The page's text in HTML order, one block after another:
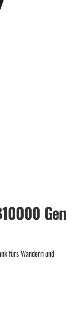
Gen
fürs Wandern und